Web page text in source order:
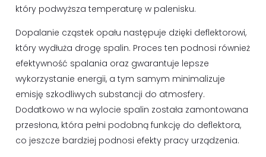
który podwyższa temperaturę w palenisku.
Dopalanie cząstek opału następuje dzięki deflektorowi,
który wydłuża drogę spalin. Proces ten podnosi również
efektywność spalania oraz gwarantuje lepsze
wykorzystanie energii, a tym samym minimalizuje
emisję szkodliwych substancji do atmosfery.
Dodatkowo w na wylocie spalin została zamontowana
przesłona, która pełni podobną funkcję do deflektora,
co jeszcze bardziej podnosi efekty pracy urządzenia.